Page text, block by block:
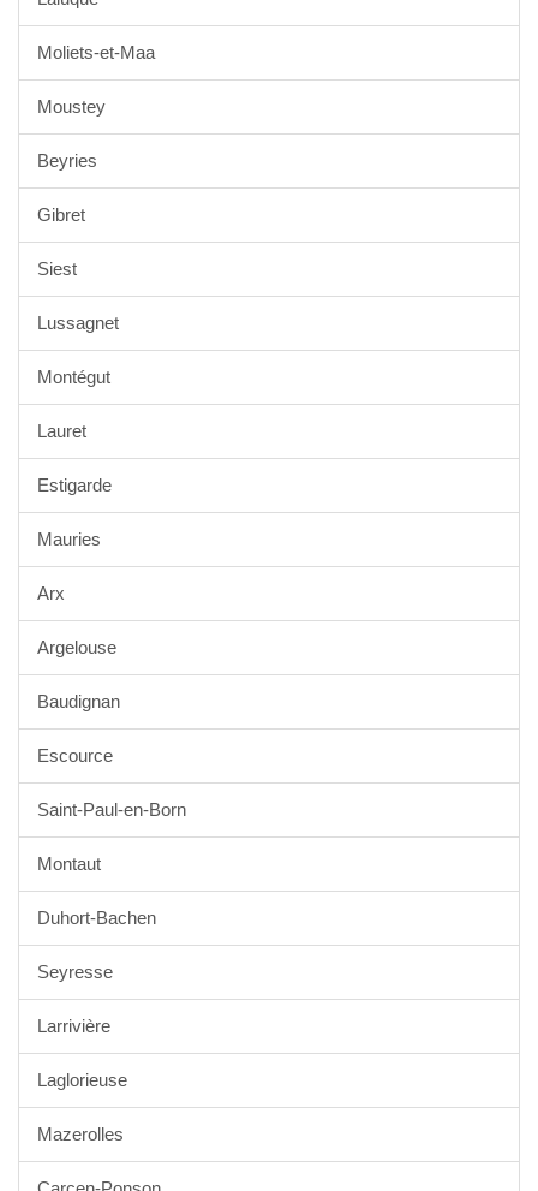
Moliets-et-Maa
Moustey
Beyries
Gibret
Siest
Lussagnet
Montégut
Lauret
Estigarde
Mauries
Arx
Argelouse
Baudignan
Escource
Saint-Paul-en-Born
Montaut
Duhort-Bachen
Seyresse
Larrivière
Laglorieuse
Mazerolles